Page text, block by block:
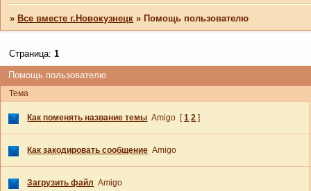
»Все вместе г.Новокузнецк »Помощь пользователю
Помощь пользователю
Страница:1
Тема
Как поменять название темы Amigo [ 1 2 ]
Как закодировать сообщение Amigo
Загрузить файл Amigo